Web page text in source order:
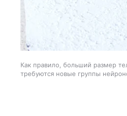
Как правило, больший размер
требуются новые группы